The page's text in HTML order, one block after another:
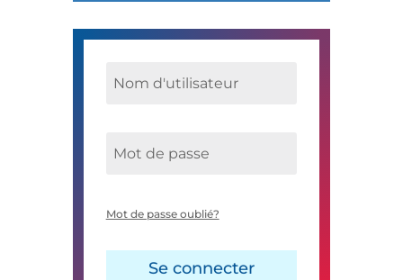
Mot de passe oublié?
Se connecter